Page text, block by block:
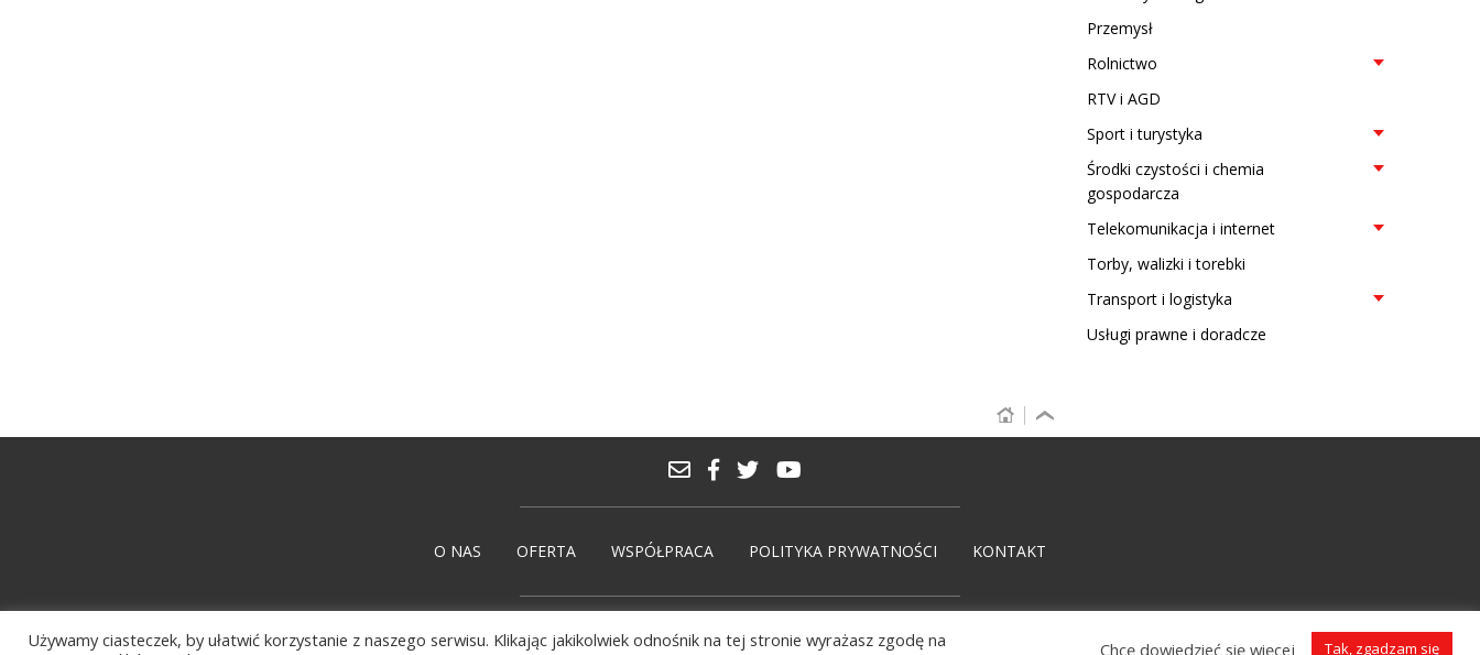
Przemysł
Rolnictwo
RTV i AGD
Sport i turystyka
Środki czystości i chemia
gospodarcza
Telekomunikacja i internet
Torby, walizki i torebki
Transport i logistyka
Usługi prawne i doradcze
O NAS OFERTA WSPÓŁPRACA POLITYKA PRYWATNOŚCI KONTAKT
© PolskieMarki 2026. Wdrożenie:solmedia.pl
Używamy ciasteczek, by ułatwić korzystanie z naszego serwisu. Klikając jakikolwiek odnośnik na tej stronie wyrażasz zgodę na
Chcę dowiedzieć się więcej Tak, zgadzam się